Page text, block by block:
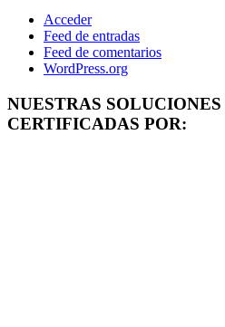
Acceder
Feed de entradas
Feed de comentarios
WordPress.org
NUESTRAS
CERTIFICADAS POR: